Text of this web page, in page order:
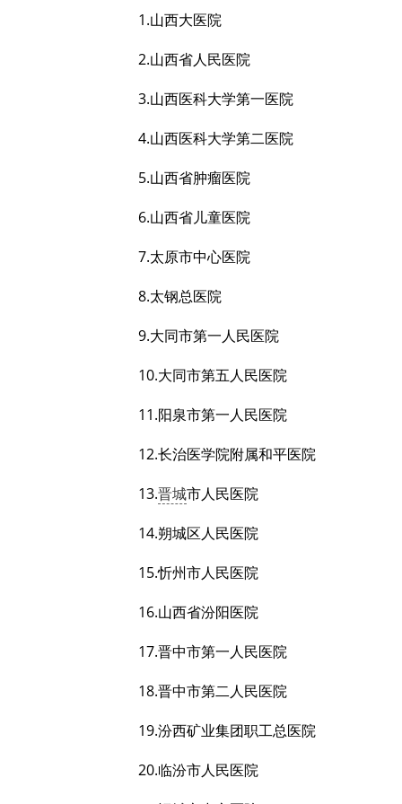
1.山西大医院
2.山西省人民医院
3.山西医科大学第一医院
4.山西医科大学第二医院
5.山西省肿瘤医院
6.山西省儿童医院
7.太原市中心医院
8.太钢总医院
9.大同市第一人民医院
10.大同市第五人民医院
11.阳泉市第一人民医院
12.长治医学院附属和平医院
13.晋城市人民医院
14.朔城区人民医院
15.忻州市人民医院
16.山西省汾阳医院
17.晋中市第一人民医院
18.晋中市第二人民医院
19.汾西矿业集团职工总医院
20.临汾市人民医院